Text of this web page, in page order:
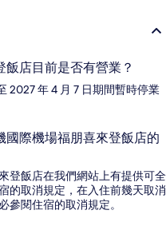
店目前是否有營業？
2027 年 4 月 7 日期間暫時停業
際機場福朋喜來登飯店的
登飯店在我們網站上有提供可全
的取消規定，在入住前幾天取消
參閱住宿的取消規定。